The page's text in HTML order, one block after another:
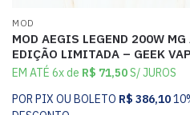
MOD
MOD AEGIS LEGEND 200W MG
EDIÇÃO LIMITADA – GEEK
EM ATÉ 6x de R$ 71,50S/ JUROS
POR PIX OU BOLETO R$ 386,10